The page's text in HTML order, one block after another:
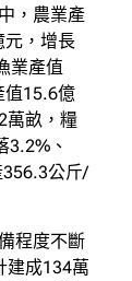
，農業產
元，增長
業產值
值15.6億
萬畝，糧
3.2%、
公斤/
程度不斷
建成134萬